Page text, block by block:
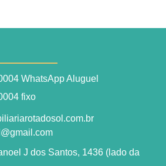
WhatsApp Aluguel
fixo
J dos Santos, 1436 (lado da